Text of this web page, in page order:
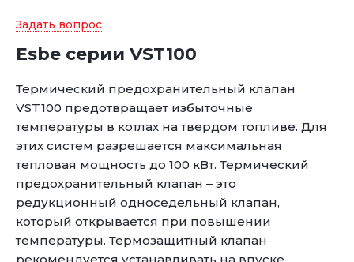
Задать вопрос
Esbe серии VST100
Термический предохранительный клапан
VST100 предотвращает избыточные
температуры в котлах на твердом топливе. Для
этих систем разрешается максимальная
тепловая мощность до 100 кВт. Термический
предохранительный клапан – это
редукционный односедельный клапан,
который открывается при повышении
температуры. Термозащитный клапан
рекомендуется устанавливать на впуске